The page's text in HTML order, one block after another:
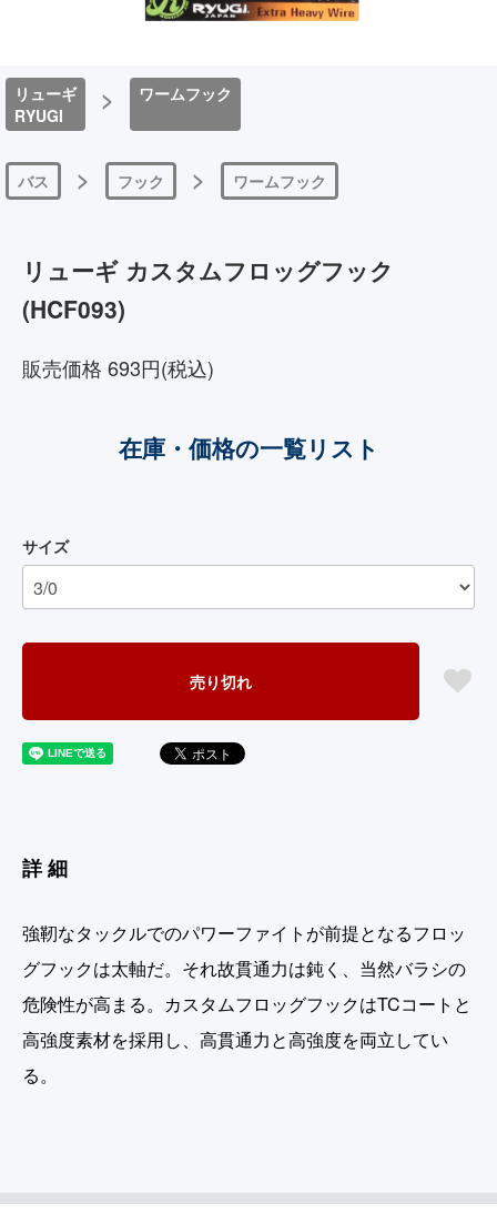
リューギ
RYUGI
> ワームフック
バス > フック > ワームフック
リューギ カスタムフロッグフック
(HCF093)
販売価格 693円(税込)
在庫・価格の一覧リスト
サイズ
売り切れ
詳細
強靭なタックルでのパワーファイトが前提となるフロッ
グフックは太軸だ。それ故貫通力は鈍く、当然バラシの
危険性が高まる。カスタムフロッグフックはTCコートと
高強度素材を採用し、高貫通力と高強度を両立してい
る。